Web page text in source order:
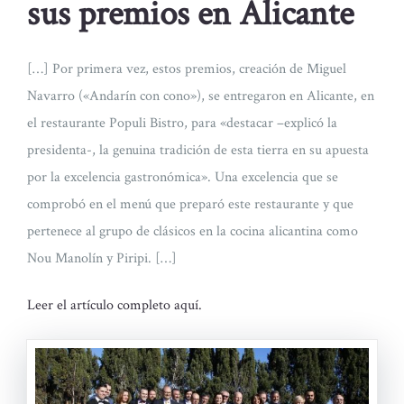
sus premios en Alicante
[…] Por primera vez, estos premios, creación de Miguel
Navarro («Andarín con cono»), se entregaron en Alicante, en
el restaurante Populi Bistro, para «destacar –explicó la
presidenta-, la genuina tradición de esta tierra en su apuesta
por la excelencia gastronómica». Una excelencia que se
comprobó en el menú que preparó este restaurante y que
pertenece al grupo de clásicos en la cocina alicantina como
Nou Manolín y Piripi. […]
Leer el artículo completo aquí.